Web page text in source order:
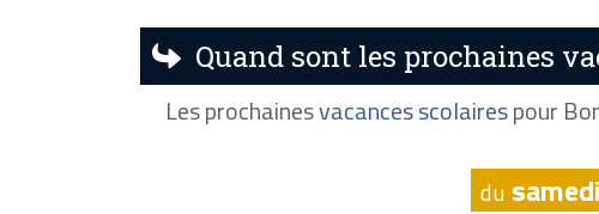
Quand sont les prochaines
Les prochainesvacances scolairespour
du